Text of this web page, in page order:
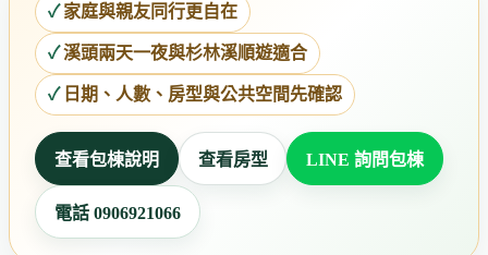
家庭與親友同行更自在
溪頭兩天一夜與杉林溪順遊適合
日期、人數、房型與公共空間先確認
查看包棟說明 查看房型 LINE 詢問包棟
電話 0906921066